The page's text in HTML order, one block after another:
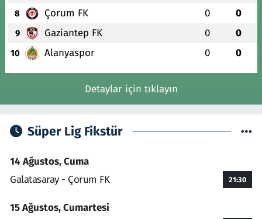
8 Çorum FK 0 0
9 Gaziantep FK 0 0
10 Alanyaspor 0 0
Detaylar için tıklayın
Süper Lig Fikstür
14 Ağustos, Cuma
Galatasaray - Çorum FK
21:30
15 Ağustos, Cumartesi